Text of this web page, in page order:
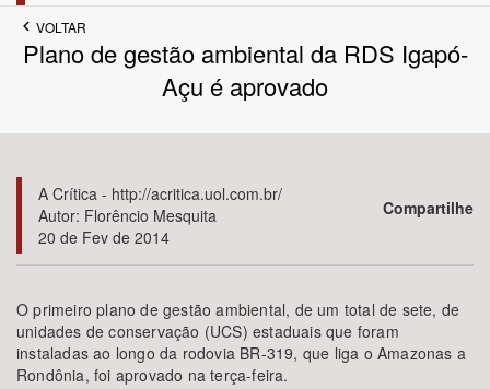
Até
Bioma / Bacia
Tema
Área de Levantamento
VOLTAR
Plano de gestão ambiental da RDS Igapó-
Açu é aprovado
A Crítica - http://acritica.uol.com.br/
Autor: Florêncio Mesquita
20 de Fev de 2014
Compartilhe
O primeiro plano de gestão ambiental, de um total de sete, de
unidades de conservação (UCS) estaduais que foram
instaladas ao longo da rodovia BR-319, que liga o Amazonas a
Rondônia, foi aprovado na terça-feira.